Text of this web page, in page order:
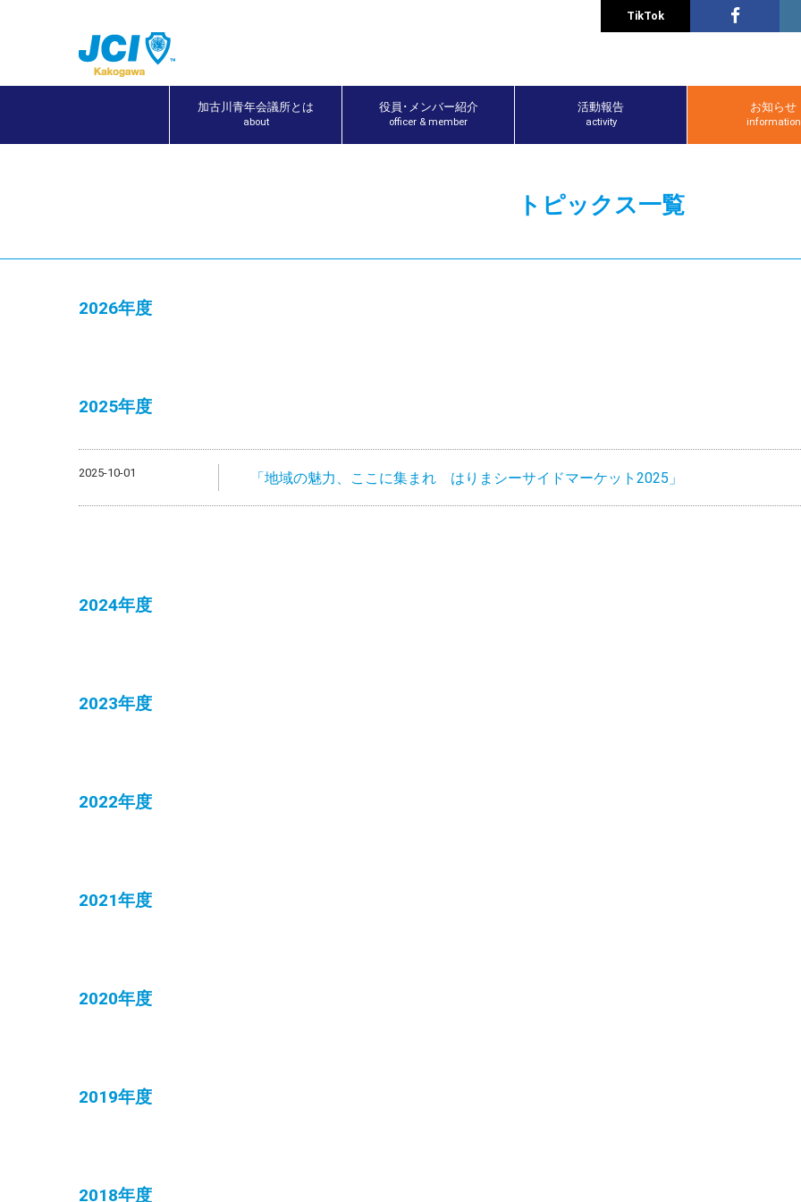
TikTok
加古川青年会議所とは
about
役員･メンバー紹介
officer & member
活動報告
activity
お知らせ
information
トピックス一覧
2026年度
2025年度
2025-10-01 「地域の魅力、ここに集まれ はりまシーサイドマーケット2025」
2024年度
2023年度
2022年度
2021年度
2020年度
2019年度
2018年度